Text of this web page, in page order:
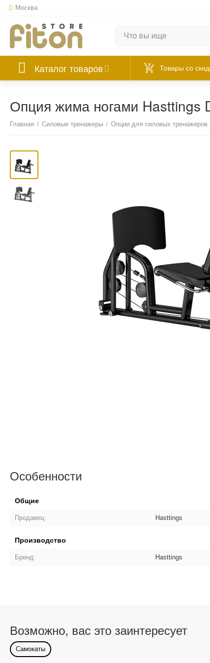
Москва
Каталог товаров Товары со
Опция жима ногами Hasttings
Главная / Силовые тренажеры / Опции для силовых тренажеров
Особенности
Общие
Продавец: Hasttings
Производство
Бренд: Hasttings
Возможно, вас это заинтересует
Самокаты